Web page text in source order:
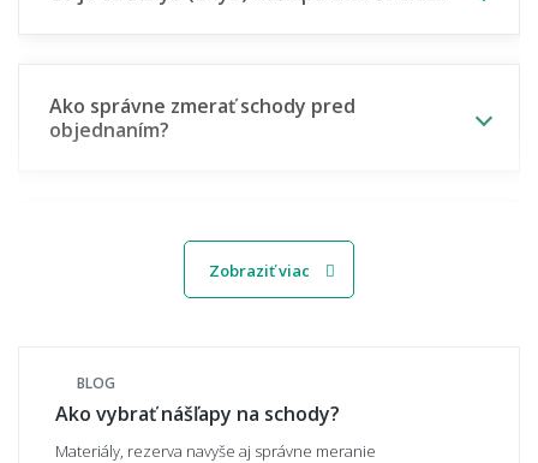
Ako správne zmerať schody pred
objednaním?
Čo ak mi nesedí žiadna zo štandardných
veľkostí - viete vyrobiť nášlap na mieru?
Ako sa nášlapy inštalujú?
Zobraziť viac
BLOG
Ako vybrať nášľapy na schody?
Materiály, rezerva navyše aj správne meranie